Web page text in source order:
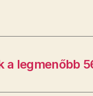
a legmenőbb